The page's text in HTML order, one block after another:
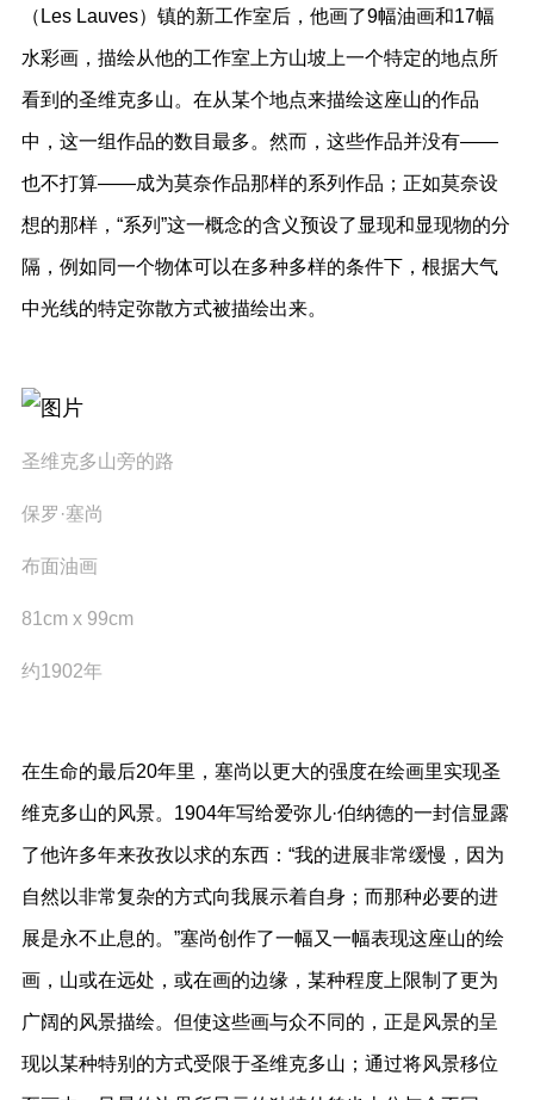
（Les Lauves）镇的新工作室后，他画了9幅油画和17幅
水彩画，描绘从他的工作室上方山坡上一个特定的地点所
看到的圣维克多山。在从某个地点来描绘这座山的作品
中，这一组作品的数目最多。然而，这些作品并没有——
也不打算——成为莫奈作品那样的系列作品；正如莫奈设
想的那样，“系列”这一概念的含义预设了显现和显现物的分
隔，例如同一个物体可以在多种多样的条件下，根据大气
中光线的特定弥散方式被描绘出来。
圣维克多山旁的路
保罗·塞尚
布面油画
81cm x 99cm
约1902年
在生命的最后20年里，塞尚以更大的强度在绘画里实现圣
维克多山的风景。1904年写给爱弥儿·伯纳德的一封信显露
了他许多年来孜孜以求的东西：“我的进展非常缓慢，因为
自然以非常复杂的方式向我展示着自身；而那种必要的进
展是永不止息的。”塞尚创作了一幅又一幅表现这座山的绘
画，山或在远处，或在画的边缘，某种程度上限制了更为
广阔的风景描绘。但使这些画与众不同的，正是风景的呈
现以某种特别的方式受限于圣维克多山；通过将风景移位